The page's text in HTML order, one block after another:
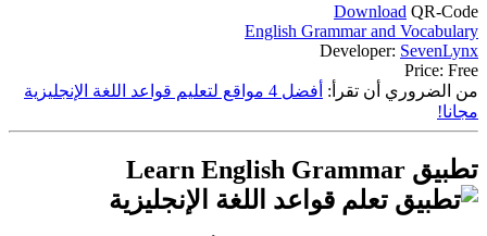
Download QR-Code
English Grammar and Vocabulary
Developer: SevenLynx
Price: Free
من الضروري أن تقرأ:
أفضل 4 مواقع لتعليم قواعد اللغة الإنجليزية
مجانا!
تطبيق Learn English Grammar